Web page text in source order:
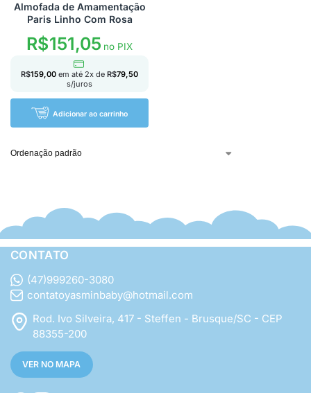
Almofada de Amamentação
Paris Linho Com Rosa
R$151,05 no PIX
R$159,00 em até 2x de R$79,50
s/juros
Adicionar ao carrinho
CONTATO
(47)999260-3080
contatoyasminbaby@hotmail.com
Rod. Ivo Silveira, 417 - Steffen - Brusque/SC - CEP
88355-200
VER NO MAPA